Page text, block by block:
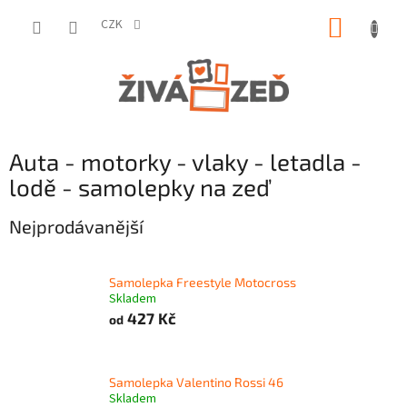
CZK
Auta - motorky - vlaky - letadla -
lodě - samolepky na zeď
Nejprodávanější
Samolepka Freestyle Motocross
Skladem
od 427 Kč
Samolepka Valentino Rossi 46
Skladem